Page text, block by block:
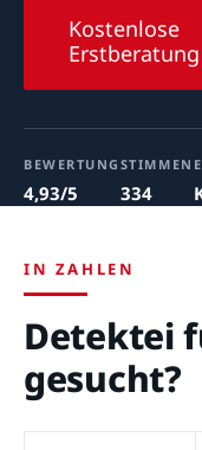
Kostenlose
Erstberatung
BEWERTUNG
4,93/5
STIMMEN
334
IN ZAHLEN
Detektei
gesucht?